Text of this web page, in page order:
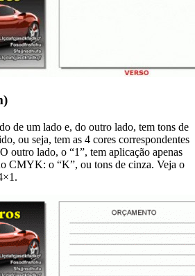
de um lado e, do outro lado, tem tons de
ou seja, tem as 4 cores correspondentes
outro lado, o “1”, tem aplicação apenas
CMYK: o “K”, ou tons de cinza. Veja o